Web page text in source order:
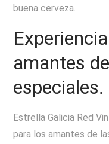
buena cerveza.
amantes
especiales.
Estrella Galicia Red
para los amantes de